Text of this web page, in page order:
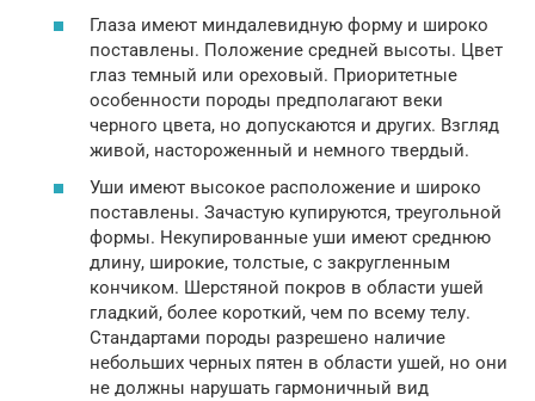
Глаза имеют миндалевидную форму и широко
поставлены. Положение средней высоты. Цвет
глаз темный или ореховый. Приоритетные
особенности породы предполагают веки
черного цвета, но допускаются и других. Взгляд
живой, настороженный и немного твердый.
Уши имеют высокое расположение и широко
поставлены. Зачастую купируются, треугольной
формы. Некупированные уши имеют среднюю
длину, широкие, толстые, с закругленным
кончиком. Шерстяной покров в области ушей
гладкий, более короткий, чем по всему телу.
Стандартами породы разрешено наличие
небольших черных пятен в области ушей, но они
не должны нарушать гармоничный вид